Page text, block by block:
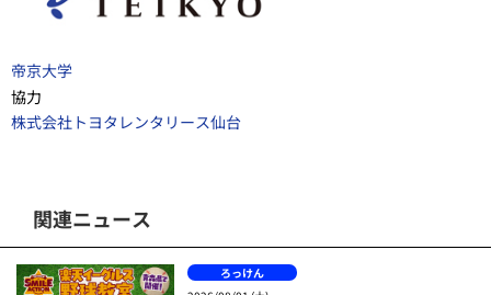
帝京大学
協力
株式会社トヨタレンタリース仙台
関連ニュース
ろっけん